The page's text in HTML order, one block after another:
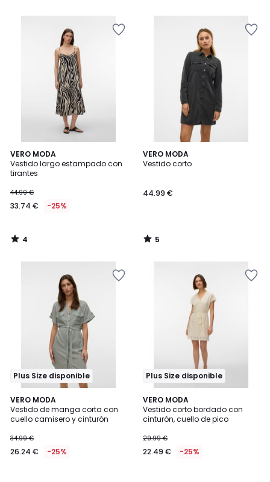
VERO MODA
Vestido largo estampado con
tirantes
44.99 €
33.74 € -25%
4
/
5
4
/
VERO MODA
Vestido corto
44.99 €
5
/
5
/
Plus Size disponible
VERO MODA
Vestido de manga corta con
cuello camisero y cinturón
34.99 €
26.24 € -25%
Plus Size disponible
VERO MODA
Vestido corto bordado con
cinturón, cuello de pico
29.99 €
22.49 € -25%